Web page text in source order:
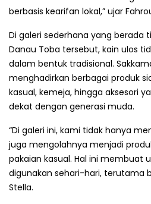
berbasis kearifan lokal,” ujar
Di galeri sederhana yang berada
Danau Toba tersebut, kain ulos
dalam bentuk tradisional.
menghadirkan berbagai produk
kasual, kemeja, hingga aksesori
dekat dengan generasi muda.
“Di galeri ini, kami tidak hanya
juga mengolahnya menjadi
pakaian kasual. Hal ini membuat
digunakan sehari-hari, terutama
Stella.